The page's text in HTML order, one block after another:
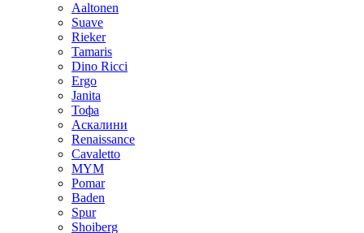
Aaltonen
Suave
Rieker
Tamaris
Dino Ricci
Ergo
Janita
Тофа
Аскалини
Renaissance
Cavaletto
MYM
Pomar
Baden
Spur
Shoiberg